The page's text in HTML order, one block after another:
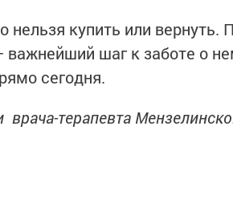
нельзя купить или вернуть.
важнейший шаг к заботе о
сегодня.
врача-терапевта